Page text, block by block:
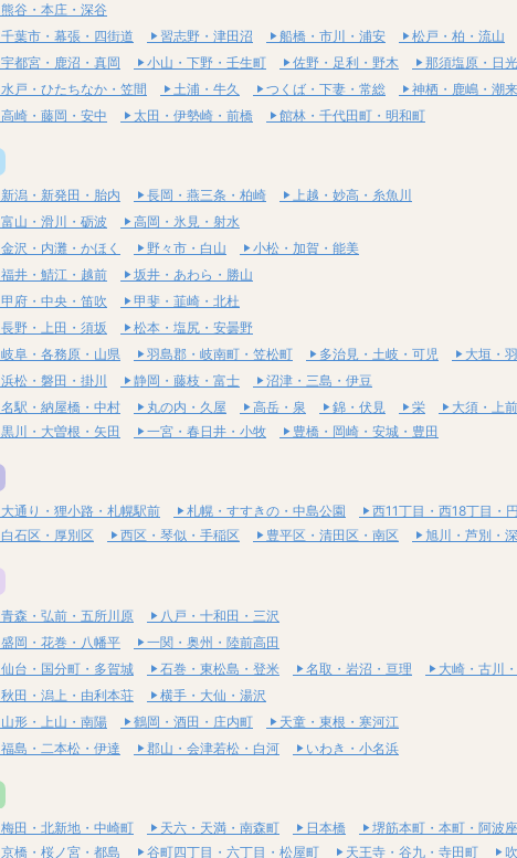
熊谷・本庄・深谷
千葉市・幕張・四街道 習志野・津田沼 船橋・市川・浦安 松戸・柏・流山
宇都宮・鹿沼・真岡 小山・下野・壬生町 佐野・足利・野木
那須塩原・日
水戸・ひたちなか・笠間 土浦・牛久 つくば・下妻・常総 神栖・鹿嶋・潮来
高崎・藤岡・安中 太田・伊勢崎・前橋 館林・千代田町・明和町
新潟・新発田・胎内 長岡・燕三条・柏崎
上越・妙高・糸魚川
富山・滑川・砺波
高岡・氷見・射水
金沢・内灘・かほく 野々市・白山
小松・加賀・能美
福井・鯖江・越前
坂井・あわら・勝山
甲府・中央・笛吹
甲斐・韮崎・北杜
長野・上田・須坂
松本・塩尻・安曇野
岐阜・各務原・山県 羽島郡・岐南町・笠松町 多治見・土岐・可児
大垣・
浜松・磐田・掛川 静岡・藤枝・富士
沼津・三島・伊豆
名駅・納屋橋・中村 丸の内・久屋 高岳・泉 錦・伏見 栄 大須・上
黒川・大曽根・矢田
一宮・春日井・小牧 豊橋・岡崎・安城・豊田
大通り・狸小路・札幌駅前 札幌・すすきの・中島公園 西11丁目・西18丁目・
白石区・厚別区
西区・琴似・手稲区 豊平区・清田区・南区 旭川・芦別・深
青森・弘前・五所川原
八戸・十和田・三沢
盛岡・花巻・八幡平
一関・奥州・陸前高田
仙台・国分町・多賀城 石巻・東松島・登米 名取・岩沼・亘理
大崎・古川
秋田・潟上・由利本荘
横手・大仙・湯沢
山形・上山・南陽 鶴岡・酒田・庄内町
天童・東根・寒河江
福島・二本松・伊達 郡山・会津若松・白河 いわき・小名浜
梅田・北新地・中崎町 天六・天満・南森町 日本橋 堺筋本町・本町・阿波座
京橋・桜ノ宮・都島
谷町四丁目・六丁目・松屋町 天王寺・谷九・寺田町